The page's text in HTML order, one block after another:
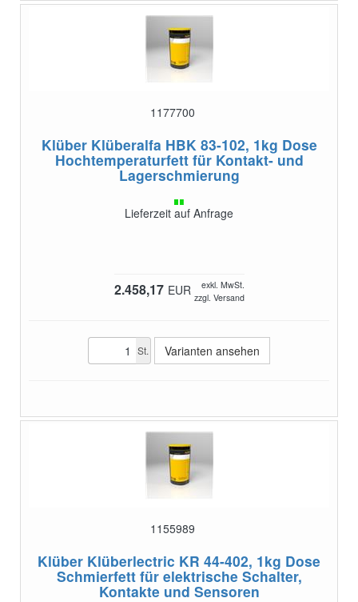
1177700
Klüber Klüberalfa HBK 83-102, 1kg Dose
Hochtemperaturfett für Kontakt- und
Lagerschmierung
Lieferzeit auf Anfrage
2.458,17 EUR
exkl. MwSt.
zzgl. Versand
St. Varianten ansehen
1155989
Klüber Klüberlectric KR 44-402, 1kg Dose
Schmierfett für elektrische Schalter,
Kontakte und Sensoren